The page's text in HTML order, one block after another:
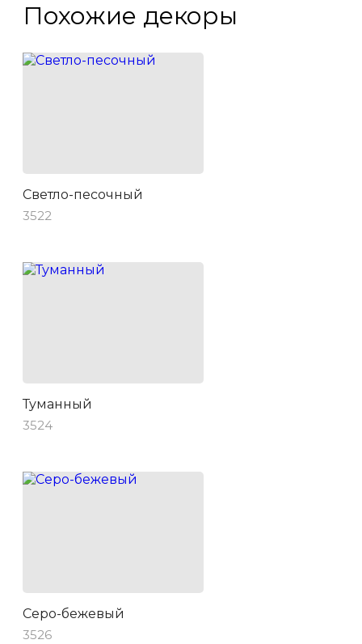
Похожие декоры
Светло-песочный
3522
Туманный
3524
Серо-бежевый
3526